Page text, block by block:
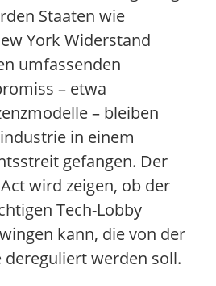
Staaten wie
York Widerstand
umfassenden
– etwa
– bleiben
in einem
gefangen. Der
Act wird zeigen, ob der
Tech-Lobby
kann, die von der
dereguliert werden soll.